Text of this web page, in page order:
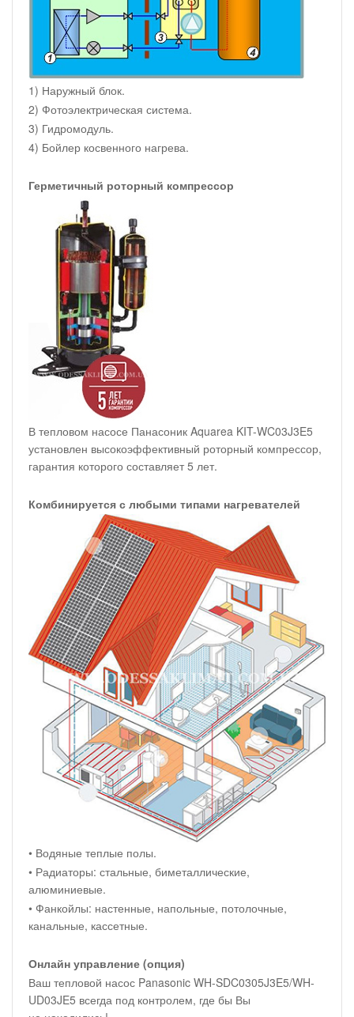
1) Наружный блок.
2) Фотоэлектрическая система.
3) Гидромодуль.
4) Бойлер косвенного нагрева.
Герметичный роторный компрессор
В тепловом насосе Панасоник Aquarea KIT-WC03J3E5
установлен высокоэффективный роторный компрессор,
гарантия которого составляет 5 лет.
Комбинируется с любыми типами нагревателей
• Водяные теплые полы.
• Радиаторы: стальные, биметаллические,
алюминиевые.
• Фанкойлы: настенные, напольные, потолочные,
канальные, кассетные.
Онлайн управление (опция)
Ваш тепловой насос Panasonic WH-SDC0305J3E5/WH-
UD03JE5 всегда под контролем, где бы Вы